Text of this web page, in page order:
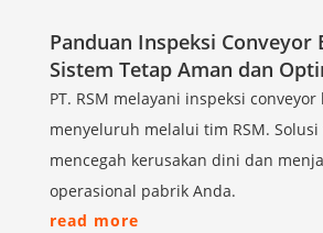
Panduan Inspeksi Conveyor
Sistem Tetap Aman dan
PT. RSM melayani inspeksi
menyeluruh melalui tim RSM.
mencegah kerusakan dini dan
operasional pabrik Anda.
read more